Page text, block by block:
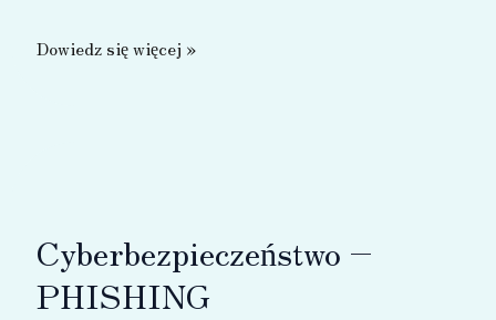
Dzieciństwo
Dowiedz się więcej »
Cyberbezpieczeństwo –
PHISHING